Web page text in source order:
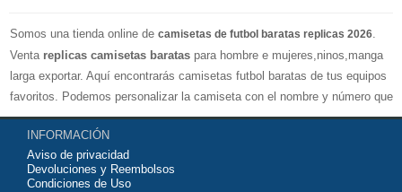
Somos una tienda online de camisetas de futbol baratas replicas 2026.
Venta replicas camisetas baratas para hombre e mujeres,ninos,manga
larga exportar. Aquí encontrarás camisetas futbol baratas de tus equipos
favoritos. Podemos personalizar la camiseta con el nombre y número que
quieras. Nuestrascamisetas de futbol replicasson de máxima calidad
tailandesa por lo que estamos convencidos que quedarás muy satisfecho
con ella. Estas camisetas tienen un tejido transpirable por lo que te
servirán para jugar al fútbol o simplemente para animar a tu equipo
INFORMACIÓN
Aviso de privacidad
Devoluciones y Reembolsos
Condiciones de Uso